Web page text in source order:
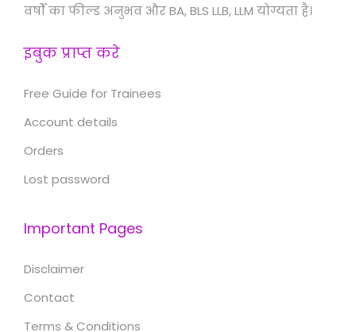
वर्षों का फील्ड अनुभव और BA, BLS LLB, LLM योग्यता है।
इबुक प्राप्त करे
Free Guide for Trainees
Account details
Orders
Lost password
Important Pages
Disclaimer
Contact
Terms & Conditions